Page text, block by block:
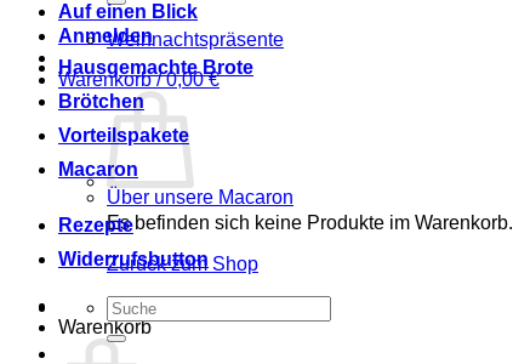
Anmelden
Warenkorb /0,00€
Es befinden sich keine Produkte im Warenkorb.
Zurück zum Shop
Warenkorb
Auf einen Blick
Weihnachtspräsente
Hausgemachte Brote
Brötchen
Vorteilspakete
Macaron
Über unsere Macaron
Rezepte
Widerrufsbutton
Suchen
nach: